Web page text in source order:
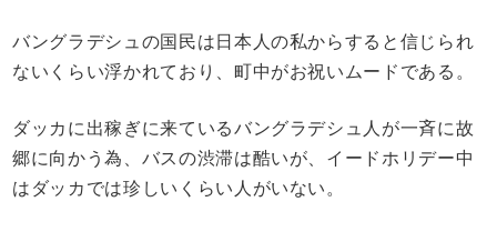
バングラデシュの国民は日本人の私からすると信じられ
ないくらい浮かれており、町中がお祝いムードである。
ダッカに出稼ぎに来ているバングラデシュ人が一斉に故
郷に向かう為、バスの渋滞は酷いが、イードホリデー中
はダッカでは珍しいくらい人がいない。